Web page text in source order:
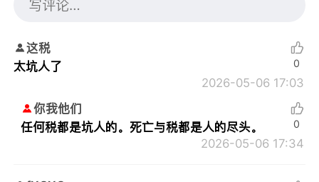
这税
太坑人了
2026-05-06 17:03
0
你我他们
任何税都是坑人的。死亡与税都是人的尽头。
2026-05-06 17:34
0